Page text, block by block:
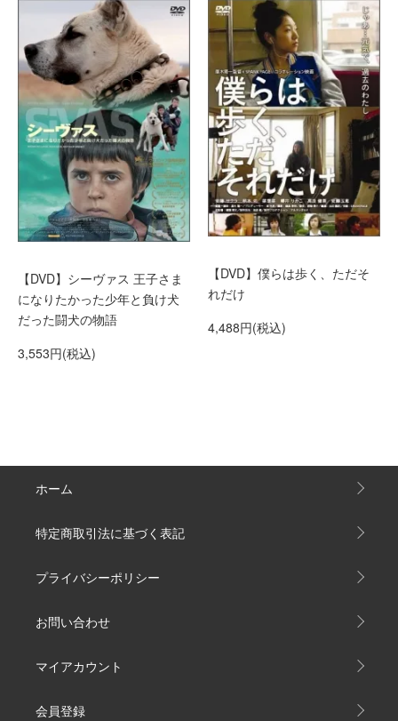
【DVD】シーヴァス 王子さま
になりたかった少年と負け犬
だった闘犬の物語
3,553円(税込)
【DVD】僕らは歩く、ただそ
れだけ
4,488円(税込)
ホーム
特定商取引法に基づく表記
プライバシーポリシー
お問い合わせ
マイアカウント
会員登録